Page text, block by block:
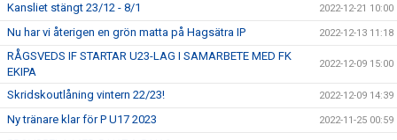
Kansliet stängt 23/12 - 8/1 2022-12-21 10:00
Nu har vi återigen en grön matta på Hagsätra IP 2022-12-13 11:18
RÅGSVEDS IF STARTAR U23-LAG I SAMARBETE MED FK
EKIPA
2022-12-09 15:00
Skridskoutlåning vintern 22/23! 2022-12-09 14:39
Ny tränare klar för P U17 2023 2022-11-25 00:59